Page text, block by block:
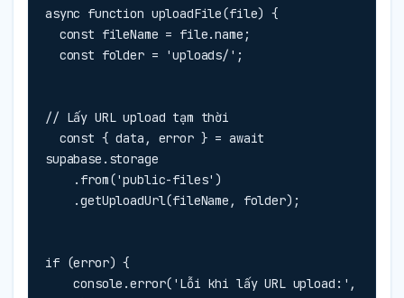
async function uploadFile(file) {
  const folder = 'uploads/';
// Lấy URL upload tạm thời
supabase.storage
    .getUploadUrl(fileName, folder);
if (error) {
    console.error('Lỗi khi lấy URL upload:',